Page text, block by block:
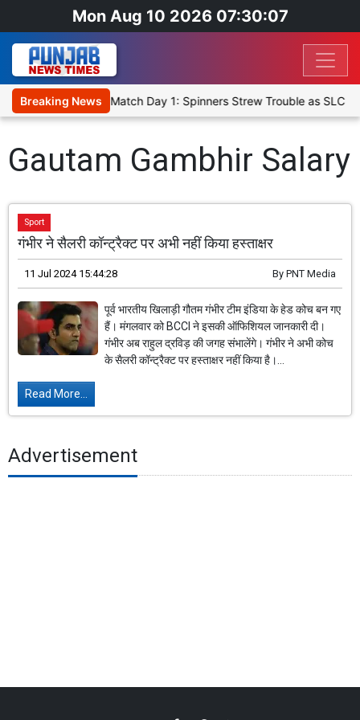
Mon Aug 10 2026 07:30:07
Breaking News
XI, Warm-Up Match Day 1: Spinners Strew Trouble as SLC
Gautam Gambhir Salary
Sport
गंभीर ने सैलरी कॉन्ट्रैक्ट पर अभी नहीं किया हस्ताक्षर
11 Jul 2024 15:44:28 By PNT Media
पूर्व भारतीय खिलाड़ी गौतम गंभीर टीम इंडिया के हेड कोच बन गए
हैं। मंगलवार को BCCI ने इसकी ऑफिशियल जानकारी दी।
गंभीर अब राहुल द्रविड़ की जगह संभालेंगे। गंभीर ने अभी कोच
के सैलरी कॉन्ट्रैक्ट पर हस्ताक्षर नहीं किया है।...
Read More...
Advertisement